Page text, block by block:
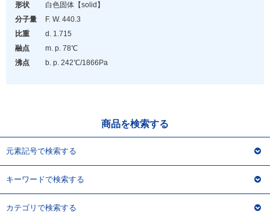
形状 白色固体 【solid】
分子量
F. W. 440.3
比重
d. 1.715
融点
m. p. 78℃
沸点
b. p. 242℃/1866Pa
商品を検索する
元素記号で検索する
キーワードで検索する
カテゴリで検索する